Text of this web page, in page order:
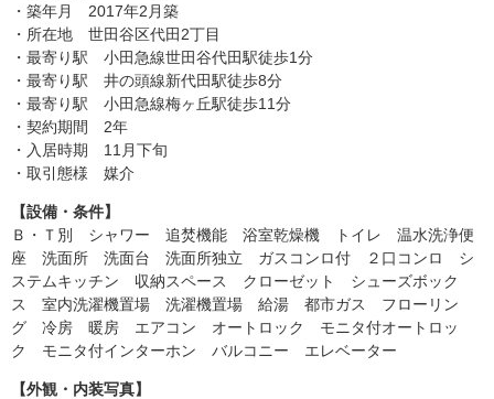
・築年月 2017年2月築
・所在地 世田谷区代田2丁目
・最寄り駅 小田急線世田谷代田駅徒歩1分
・最寄り駅 井の頭線新代田駅徒歩8分
・最寄り駅 小田急線梅ヶ丘駅徒歩11分
・契約期間 2年
・入居時期 11月下旬
・取引態様 媒介
【設備・条件】
Ｂ・Ｔ別 シャワー 追焚機能 浴室乾燥機 トイレ 温水洗浄便
座 洗面所 洗面台 洗面所独立 ガスコンロ付 ２口コンロ シ
ステムキッチン 収納スペース クローゼット シューズボック
ス 室内洗濯機置場 洗濯機置場 給湯 都市ガス フローリン
グ 冷房 暖房 エアコン オートロック モニタ付オートロッ
ク モニタ付インターホン バルコニー エレベーター
【外観・内装写真】